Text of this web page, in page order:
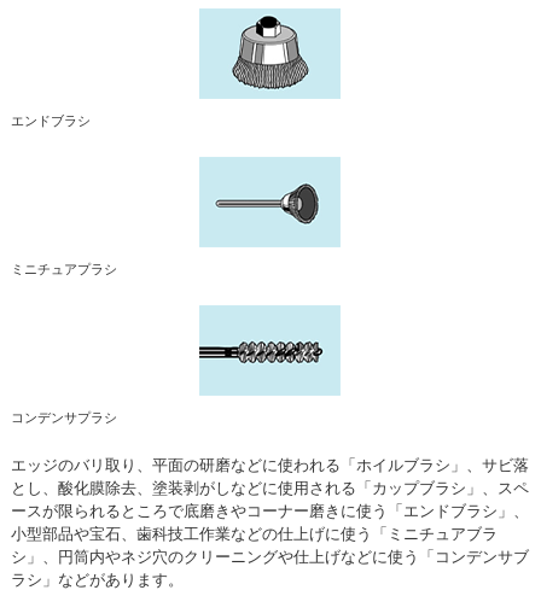
エンドブラシ
ミニチュアプラシ
コンデンサプラシ
エッジのバリ取り、平面の研磨などに使われる「ホイルブラシ」、サビ落
とし、酸化膜除去、塗装剥がしなどに使用される「カップブラシ」、スペ
ースが限られるところで底磨きやコーナー磨きに使う「エンドブラシ」、
小型部品や宝石、歯科技工作業などの仕上げに使う「ミニチュアブラ
シ」、円筒内やネジ穴のクリーニングや仕上げなどに使う「コンデンサブ
ラシ」などがあります。